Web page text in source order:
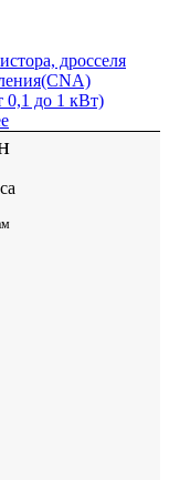
дросселя
0,1 до 1 кВт)